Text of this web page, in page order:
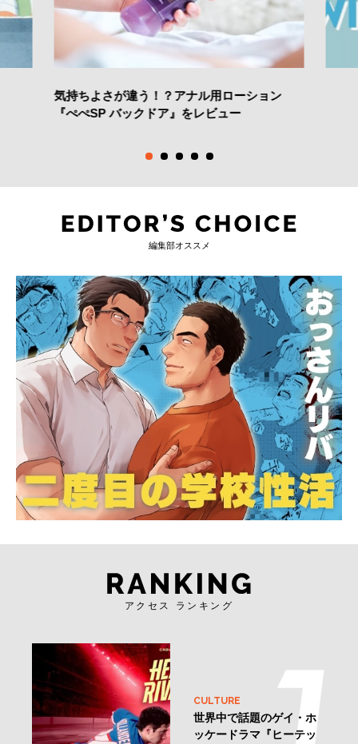
気持ちよさが違う！？アナル用ローション
『ぺぺSP バックドア』をレビュー
編集部オススメ
アクセス ランキング
CULTURE
世界中で話題のゲイ・ホ
ッケードラマ『ヒーテッ